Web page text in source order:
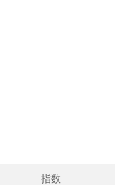
指数